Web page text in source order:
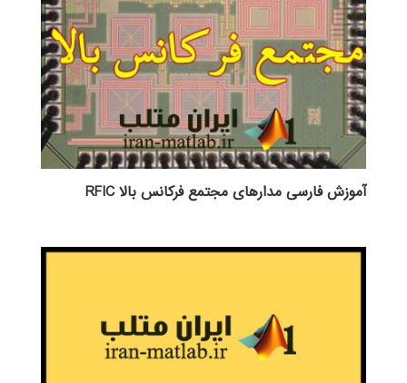
آموزش فارسی مدارهای مجتمع فرکانس بالا RFIC